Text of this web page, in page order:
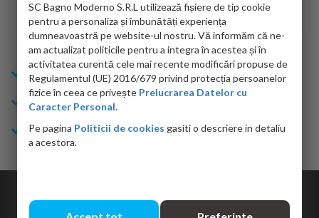
Sofrone Viviana -28.07.2026
Info Bagno
Cumparaturi
Suport clienti
SC Bagno Moderno S.R.L utilizează fișiere de tip cookie
pentru a personaliza și îmbunătăți experiența
dumneavoastră pe website-ul nostru. Vă informăm că ne-
am actualizat politicile pentru a integra în acestea și în
activitatea curentă cele mai recente modificări propuse de
Regulamentul (UE) 2016/679 privind protecția persoanelor
fizice în ceea ce privește Prelucrarea Datelor cu
Caracter Personal.
Pe pagina Politicii de cookies gasiti o descriere in detaliu
a acestora.